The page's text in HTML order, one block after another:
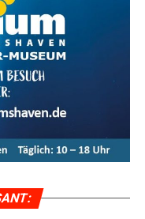
Vor­trags­
Mes­se­ta­gen statt­fin­
Vor­trä­gen
– Wel­
„Pho­to­vol­ta­ik –
und Lade­sta­
aber wie? Der indi­vi­
in die ener­ge­ti­
Alt­bau­sa­nie­rung,